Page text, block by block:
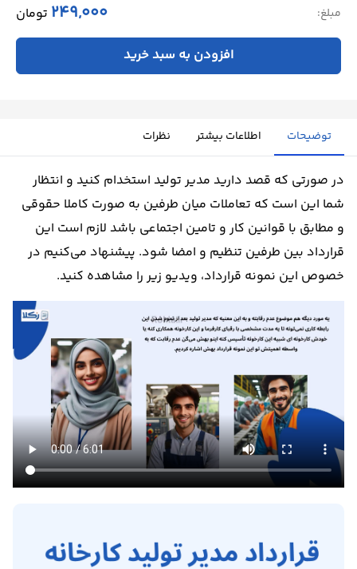
مبلغ: 249,000 تومان
افزودن به سبد خرید
توضیحات اطلاعات بیشتر نظرات
در صورتی که قصد دارید مدیر تولید استخدام کنید و انتظار
شما این است که تعاملات میان طرفین به صورت کاملا حقوقی
و مطابق با قوانین کار و تامین اجتماعی باشد لازم است این
قرارداد بین طرفین تنظیم و امضا شود. پیشنهاد می‌کنیم در
خصوص این نمونه قرارداد، ویدیو زیر را مشاهده کنید.